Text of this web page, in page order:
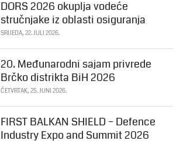
DORS 2026 okuplja vodeće
stručnjake iz oblasti osiguranja
SRIJEDA, 22. JULI 2026.
20. Međunarodni sajam privrede
Brčko distrikta BiH 2026
ČETVRTAK, 25. JUNI 2026.
FIRST BALKAN SHIELD – Defence
Industry Expo and Summit 2026